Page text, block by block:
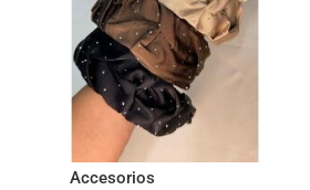
Accesorios